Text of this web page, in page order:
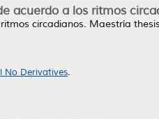
acuerdo a los ritmos
circadianos. Maestría
No Derivatives.